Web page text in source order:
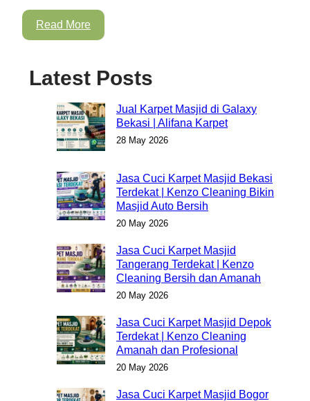
Read More
Latest Posts
Jual Karpet Masjid di Galaxy
Bekasi | Alifana Karpet
28 May 2026
Jasa Cuci Karpet Masjid Bekasi
Terdekat | Kenzo Cleaning Bikin
Masjid Auto Bersih
20 May 2026
Jasa Cuci Karpet Masjid
Tangerang Terdekat | Kenzo
Cleaning Bersih dan Amanah
20 May 2026
Jasa Cuci Karpet Masjid Depok
Terdekat | Kenzo Cleaning
Amanah dan Profesional
20 May 2026
Jasa Cuci Karpet Masjid Bogor